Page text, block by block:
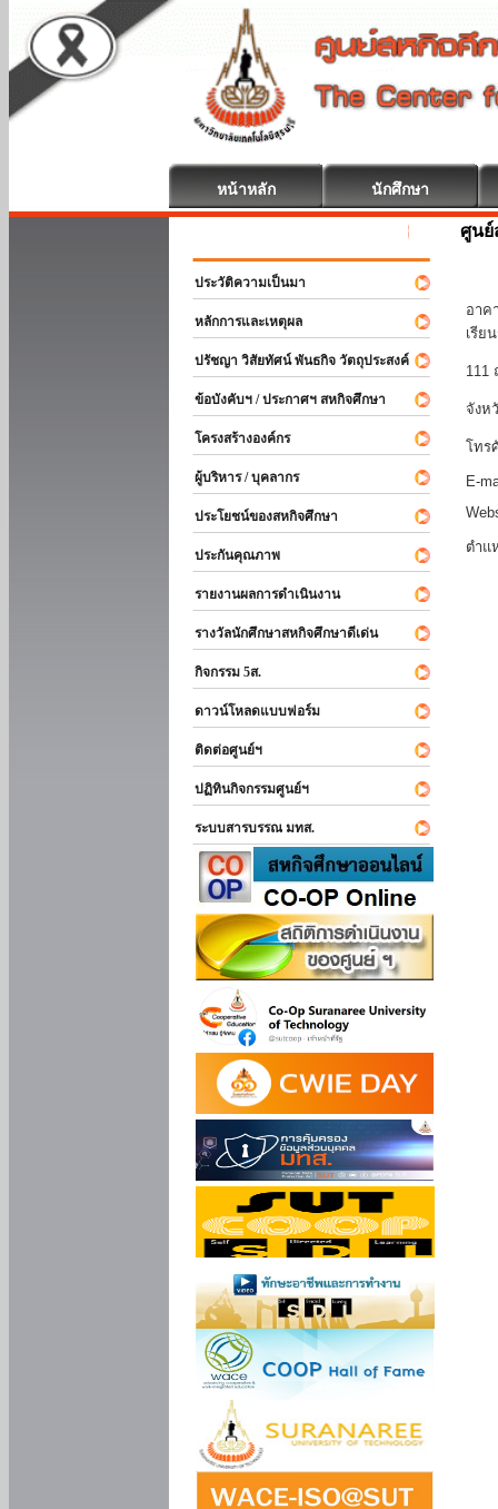
หน้าหลัก นักศึกษา
สหกิจศึกษา ยิ
ประวัติความเป็นมา
หลักการและเหตุผล
ปรัชญา วิสัยทัศน์ พันธกิจ วัตถุประสงค์
ข้อบังคับฯ / ประกาศฯ สหกิจศึกษา
โครงสร้างองค์กร
ผู้บริหาร / บุคลากร
ประโยชน์ของสหกิจศึกษา
ประกันคุณภาพ
รายงานผลการดำเนินงาน
รางวัลนักศึกษาสหกิจศึกษาดีเด่น
กิจกรรม 5ส.
ดาวน์โหลดแบบฟอร์ม
ติดต่อศูนย์ฯ
ปฏิทินกิจกรรมศูนย์ฯ
ระบบสารบรรณ มทส.
ศูน
อาค
เรีย
111
จังห
โทร
E-
ตำแ